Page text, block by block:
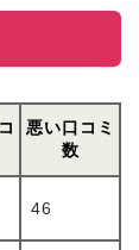
悪い口コミ
数
46